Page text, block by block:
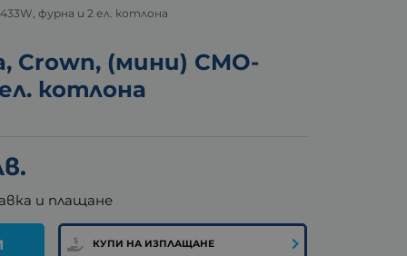
фурна и 2 ел. котлона
Crown, (мини) CMO-
котлона
и плащане
КУПИ НА ИЗПЛАЩАНЕ